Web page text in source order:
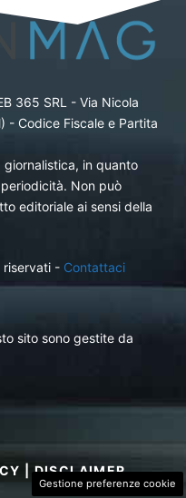
365 SRL - Via Nicola
- Codice Fiscale e Partita
in quanto
Non può
editoriale ai sensi della
- Contattaci
sito sono gestite da
|DISCLAIMER
Gestione preferenze cookie